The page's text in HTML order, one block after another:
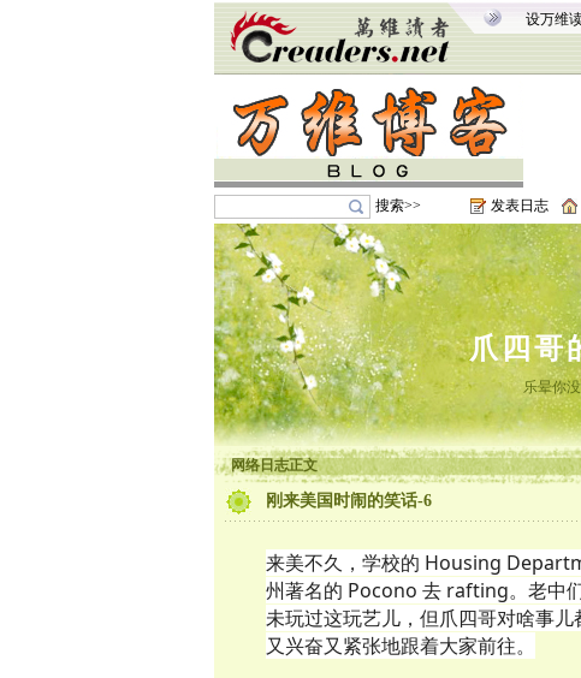
设万维
搜索>> 发表日志
爪四哥
乐晕你
网络日志正文
刚来美国时闹的笑话-6
来美不久，学校的 Housing
州著名的 Pocono 去 rafting。老中
未玩过这玩艺儿，但爪四哥对啥事
又兴奋又紧张地跟着大家前往。